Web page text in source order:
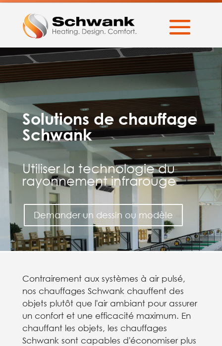
Solutions de chauffage
Schwank
Utiliser la technologie du
rayonnement infrarouge
Demander un dessin ou modèle
Contrairement aux systèmes à air pulsé,
nos chauffages Schwank chauffent des
objets plutôt que l'air ambiant pour assurer
un confort et une efficacité maximum. En
chauffant les objets, les chauffages
Schwank sont capables d'économiser plus